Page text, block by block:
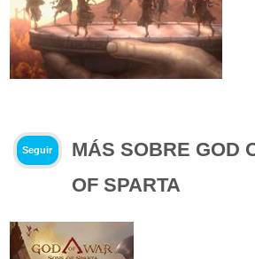
Seguir
MÁS SOBRE GOD
OF SPARTA